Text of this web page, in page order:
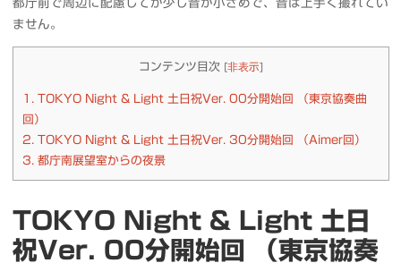
ません。
コンテンツ目次 [非表示]
1.TOKYO Night & Light 土日祝Ver. 00分開始回 （東京協奏曲
回）
2.TOKYO Night & Light 土日祝Ver. 30分開始回 （Aimer回）
3.都庁南展望室からの夜景
TOKYO Night & Light 土日
祝Ver. 00分開始回 （東京協奏